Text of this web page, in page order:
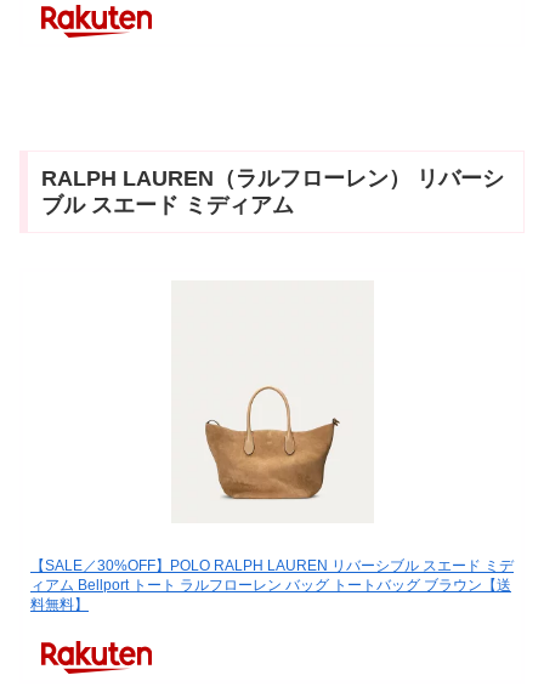
RALPH LAUREN（ラルフローレン） リバーシ
ブル スエード ミディアム
【SALE／30%OFF】POLO RALPH LAUREN リバーシブル スエード ミデ
ィアム Bellport トート ラルフローレン バッグ トートバッグ ブラウン【送
料無料】